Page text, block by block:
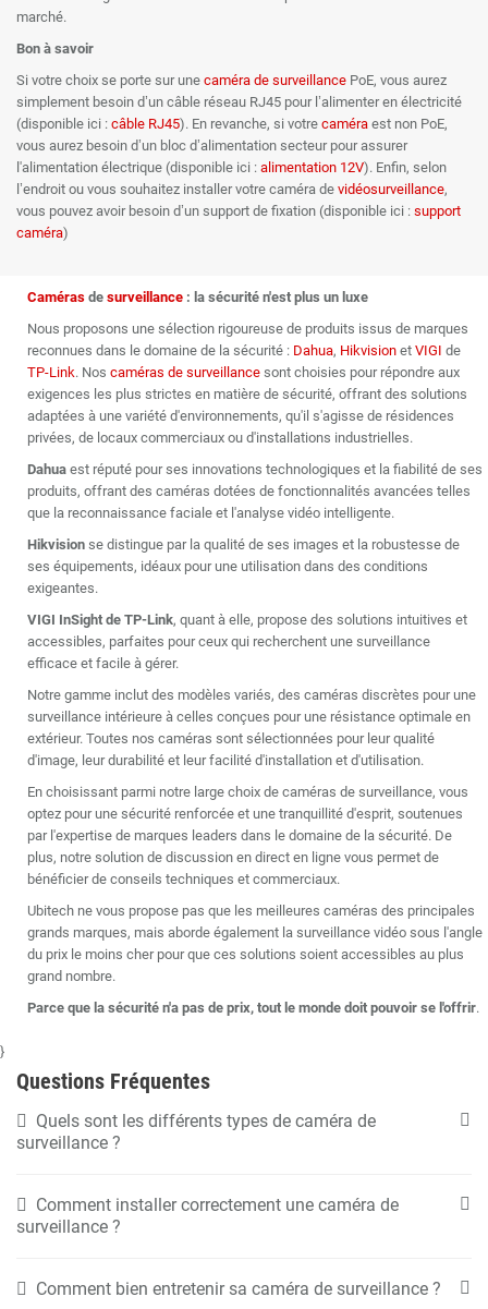
marché.
Bon à savoir
Si votre choix se porte sur une caméra de surveillance PoE, vous aurez
simplement besoin d’un câble réseau RJ45 pour l’alimenter en électricité
(disponible ici : câble RJ45). En revanche, si votre caméra est non PoE,
vous aurez besoin d’un bloc d’alimentation secteur pour assurer
l'alimentation électrique (disponible ici : alimentation 12V). Enfin, selon
l’endroit ou vous souhaitez installer votre caméra de vidéosurveillance,
vous pouvez avoir besoin d’un support de fixation (disponible ici : support
caméra)
Caméras de surveillance : la sécurité n'est plus un luxe
Nous proposons une sélection rigoureuse de produits issus de marques
reconnues dans le domaine de la sécurité : Dahua, Hikvision et VIGI de
TP-Link. Nos caméras de surveillance sont choisies pour répondre aux
exigences les plus strictes en matière de sécurité, offrant des solutions
adaptées à une variété d'environnements, qu'il s'agisse de résidences
privées, de locaux commerciaux ou d'installations industrielles.
Dahua est réputé pour ses innovations technologiques et la fiabilité de ses
produits, offrant des caméras dotées de fonctionnalités avancées telles
que la reconnaissance faciale et l'analyse vidéo intelligente.
Hikvision se distingue par la qualité de ses images et la robustesse de
ses équipements, idéaux pour une utilisation dans des conditions
exigeantes.
VIGI InSight de TP-Link, quant à elle, propose des solutions intuitives et
accessibles, parfaites pour ceux qui recherchent une surveillance
efficace et facile à gérer.
Notre gamme inclut des modèles variés, des caméras discrètes pour une
surveillance intérieure à celles conçues pour une résistance optimale en
extérieur. Toutes nos caméras sont sélectionnées pour leur qualité
d'image, leur durabilité et leur facilité d'installation et d'utilisation.
En choisissant parmi notre large choix de caméras de surveillance, vous
optez pour une sécurité renforcée et une tranquillité d'esprit, soutenues
par l'expertise de marques leaders dans le domaine de la sécurité. De
plus, notre solution de discussion en direct en ligne vous permet de
bénéficier de conseils techniques et commerciaux.
Ubitech ne vous propose pas que les meilleures caméras des principales
grands marques, mais aborde également la surveillance vidéo sous l'angle
du prix le moins cher pour que ces solutions soient accessibles au plus
grand nombre.
Parce que la sécurité n'a pas de prix, tout le monde doit pouvoir se l'offrir.
}
Questions Fréquentes
Quels sont les différents types de caméra de
surveillance ?
Comment installer correctement une caméra de
surveillance ?
Comment bien entretenir sa caméra de surveillance ?